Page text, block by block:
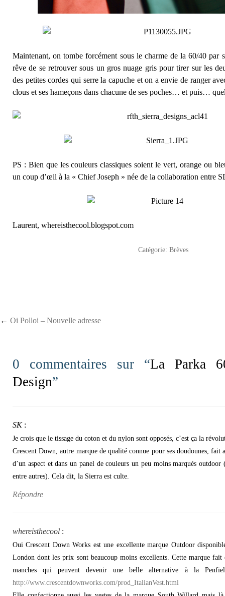
Maintenant, on tombe forcément sous le charme de la 60/40 par
rêve de se retrouver sous un gros nuage gris pour tirer sur les
des petites cordes qui serre la capuche et on a envie de ranger
clous et ses hameçons dans chacune de ses poches… et puis…
PS : Bien que les couleurs classiques soient le vert, orange ou
un coup d’œil à la « Chief Joseph » née de la collaboration entre
Laurent, whereisthecool.blogspot.com
Catégorie: Brèves
Post navigation
← Oi Polloi – Nouvelle adresse
0 commentaires sur “La Parka
Design”
SK :
Je crois que le tissage du coton et du nylon sont opposés, c’est ça la
Crescent Down, autre marque de qualité connue pour ses doudounes, fait
d’un aspect et dans un panel de couleurs un peu moins marqués
entre autres). Cela dit, la Sierra est culte.
Répondre
whereisthecool :
Oui Crescent Down Works est une excellente marque Outdoor
London dont les prix sont beaucoup moins excellents. Cette marque fait
manches qui peuvent devenir une belle alternative à la
http://www.crescentdownworks.com/prod_ItalianVest.html